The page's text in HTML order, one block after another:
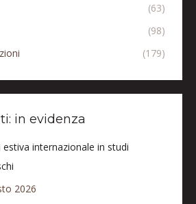
(63)
(98)
(179)
in evidenza
estiva internazionale in studi
2026